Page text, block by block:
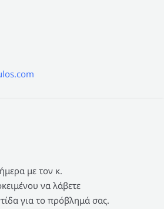
με τον κ.
να λάβετε
για το πρόβλημά σας.